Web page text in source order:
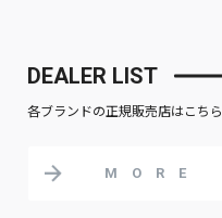
DEALER LIST
各ブランドの正規販売店はこちら
MORE